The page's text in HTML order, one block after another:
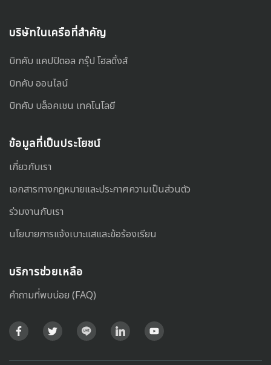
บริษัทในเครือที่สำคัญ
บิทคับ แคปปิตอล กรุ๊ป โฮลดิ้งส์
บิทคับ ออนไลน์
บิทคับ บล็อคเชน เทคโนโลยี
ข้อมูลที่เป็นประโยชน์
เกี่ยวกับเรา
เอกสารทางกฎหมายและประกาศความเป็นส่วนตัว
ร่วมงานกับเรา
นโยบายการแจ้งเบาะแสและข้อร้องเรียน
บริการช่วยเหลือ
คำถามที่พบบ่อย (FAQ)
FacebookTwitter Line LinkedIn Youtube